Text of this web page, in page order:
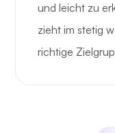
und leicht zu
zieht im stetig
richtige